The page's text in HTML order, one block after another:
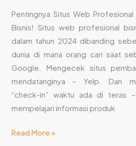
Pentingnya Situs Web
Bisnis! Situs web profesional
dalam tahun 2024 dibanding
dunia di mana orang cari saat
Google. Mengecek situs
mendatanginya – Yelp. Dan
“check-in” waktu ada di teras
mempelajari informasi produk
Read More »